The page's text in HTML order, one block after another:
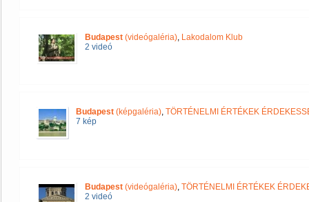
Budapest (videógaléria), Lakodalom Klub
2 videó
Budapest (képgaléria), TÖRTÉNELMI ÉRTÉKEK
7 kép
Budapest (videógaléria), TÖRTÉNELMI ÉRTÉKEK
2 videó